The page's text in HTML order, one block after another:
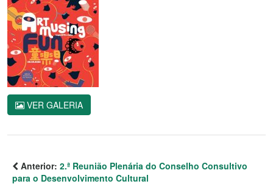
VER GALERIA
Anterior: 2.ª Reunião Plenária do Conselho Consultivo
para o Desenvolvimento Cultural